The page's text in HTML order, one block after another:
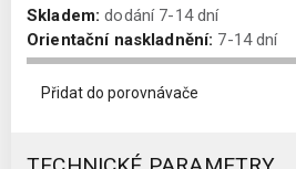
Skladem: dodání 7-14 dní
Orientační naskladnění: 7-14 dní
Přidat do porovnávače